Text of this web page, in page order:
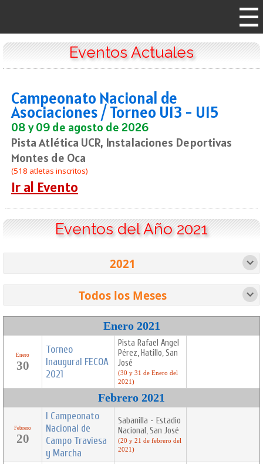
Eventos Actuales
Campeonato Nacional de
Asociaciones / Torneo U13 - U15
08 y 09 de agosto de 2026
Pista Atlética UCR, Instalaciones Deportivas
Montes de Oca
(518 atletas inscritos)
Ir al Evento
Eventos del Año 2021
2021
41 eventos
Todos los Meses
2 eventos 4 eventos
Mayo Junio Julio
5 eventos
Agosto
Septiembre
1 evento
Octubre
8 eventos
Noviembre
41 eventos
Enero 2021
Enero
30
Torneo
Inaugural FECOA
2021
Pista Rafael Angel
Pérez, Hatillo, San
José
(30 y 31 de Enero del
2021)
Febrero 2021
Febrero
20
I Campeonato
Nacional de
Campo Traviesa
y Marcha
Sabanilla - Estadio
Nacional, San José
(20 y 21 de febrero del
2021)